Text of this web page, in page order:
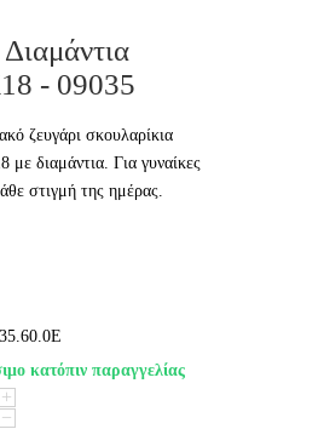
- 09035
ζευγάρι σκουλαρίκια
διαμάντια. Για γυναίκες
στιγμή της ημέρας.
κατόπιν παραγγελίας
+
−